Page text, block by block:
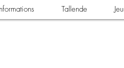
Tallende